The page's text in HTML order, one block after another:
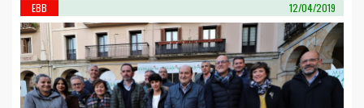
EBB 12/04/2019